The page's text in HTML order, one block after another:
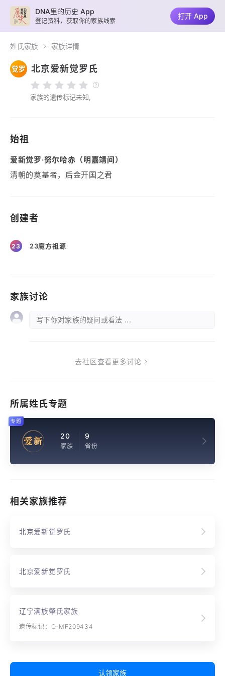
姓氏家族 家族详情
觉罗 北京爱新觉罗氏
家族的遗传标记未知,
始祖
爱新觉罗·努尔哈赤（明嘉靖间）
清朝的奠基者，后金开国之君
创建者
23 23魔方祖源
家族讨论
写下你对家族的疑问或看法 ...
去社区查看更多讨论
所属姓氏专题
爱新 20
家族
9
省份
专题
相关家族推荐
北京爱新觉罗氏
北京爱新觉罗氏
辽宁满族肇氏家族
遗传标记：O-MF209434
DNA里的历史 App
登记资料，获取你的家族线索
打开 App
认领家族